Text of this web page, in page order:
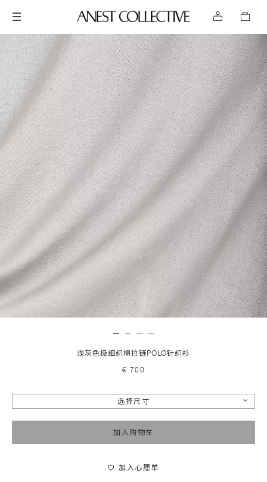
浅灰色极细织棉拉链POLO针织衫
€ 700
选择尺寸
加入购物车
加入心愿单